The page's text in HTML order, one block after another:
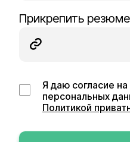
Прикрепить резюме
Я даю согласие
персональных
Политикой